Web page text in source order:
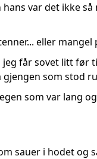
var det ikke
eller mangel
får sovet litt før
som stod
som var lang
sauer i hodet og